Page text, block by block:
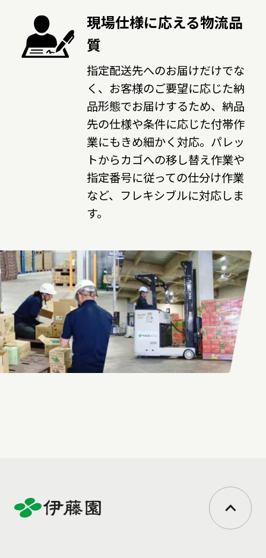
現場仕様に応える物流品
質
指定配送先へのお届けだけでな
く、お客様のご要望に応じた納
品形態でお届けするため、納品
先の仕様や条件に応じた付帯作
業にもきめ細かく対応。パレッ
トからカゴへの移し替え作業や
指定番号に従っての仕分け作業
など、フレキシブルに対応しま
す。